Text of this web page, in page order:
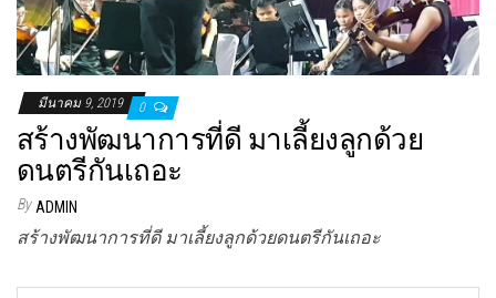
มีนาคม 9, 2019 0
สร้างพัฒนาการที่ดี มาเลี้ยงลูกด้วย
ดนตรีกันเถอะ
By ADMIN
สร้างพัฒนาการที่ดี มาเลี้ยงลูกด้วยดนตรีกันเถอะ